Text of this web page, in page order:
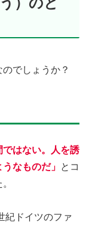
でしょうか？
ではない。人を誘
なものだ」 とコ
紀ドイツのファ